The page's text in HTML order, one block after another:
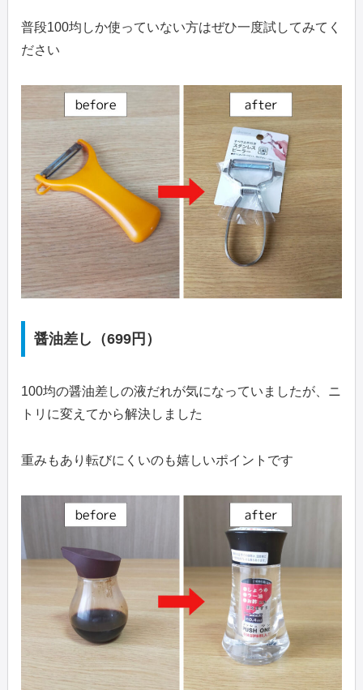
普段100均しか使っていない方はぜひ一度試してみてく
ださい
醤油差し（699円）
100均の醤油差しの液だれが気になっていましたが、ニ
トリに変えてから解決しました
重みもあり転びにくいのも嬉しいポイントです